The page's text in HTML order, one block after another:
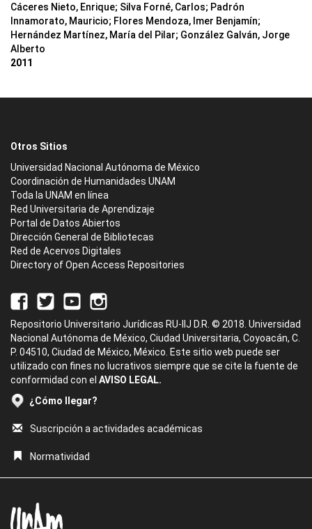
Cáceres Nieto, Enrique; Silva Forné, Carlos; Padrón
Innamorato, Mauricio; Flores Mendoza, Imer Benjamín;
Hernández Martínez, María del Pilar; González Galván, Jorge
Alberto
2011
Otros Sitios
Universidad Nacional Autónoma de México
Coordinación de Humanidades UNAM
Toda la UNAM en línea
Red Universitaria de Aprendizaje
Portal de Datos Abiertos
Dirección General de Bibliotecas
Red de Acervos Digitales
Directory of Open Access Repositories
Repositorio Universitario Jurídicas RU-IIJ D.R. © 2018. Universidad
Nacional Autónoma de México, Ciudad Universitaria, Coyoacán, C.
P. 04510, Ciudad de México, México. Este sitio web puede ser
utilizado con fines no lucrativos siempre que se cite la fuente de
conformidad con el AVISO LEGAL.
¿Cómo llegar?
Suscripción a actividades académicas
Normatividad